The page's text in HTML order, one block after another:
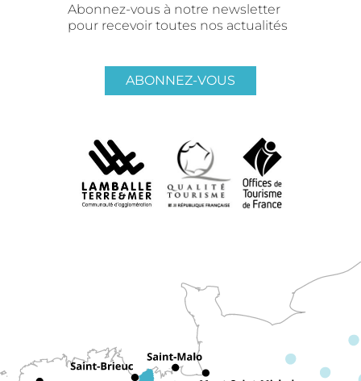
Abonnez-vous à notre newsletter
pour recevoir toutes nos actualités
ABONNEZ-VOUS